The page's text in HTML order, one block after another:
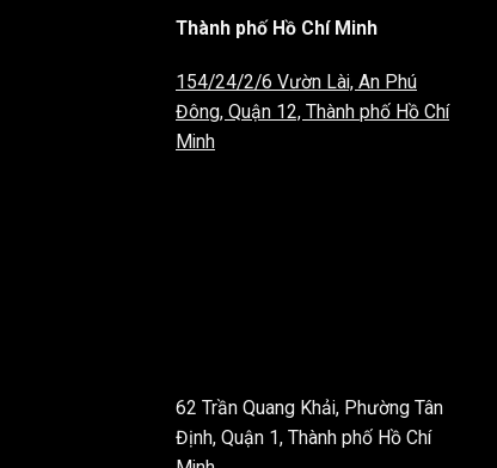
Thành phố Hồ Chí Minh
154/24/2/6 Vườn Lài, An Phú
Đông, Quận 12, Thành phố Hồ Chí
Minh
62 Trần Quang Khải, Phường Tân
Định, Quận 1, Thành phố Hồ Chí